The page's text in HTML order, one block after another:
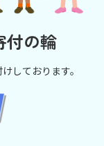
付の輪
しております。